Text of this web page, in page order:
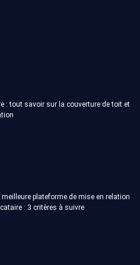
: tout savoir sur la couverture de toit et
plateforme de mise en relation
: 3 critères à suivre